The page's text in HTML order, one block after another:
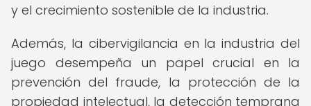
y el crecimiento sostenible de la industria.
Además, la cibervigilancia en la industria del
juego desempeña un papel crucial en la
prevención del fraude, la protección de la
propiedad intelectual, la detección temprana